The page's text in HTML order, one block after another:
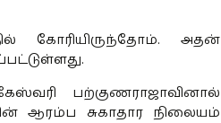
கோரியிருந்தோம். அதன்
பற்குணராஜாவினால்
ஆரம்ப சுகாதார நிலையம்